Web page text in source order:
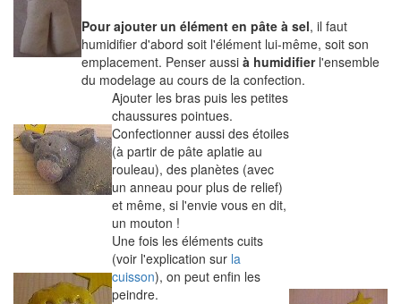
Pour ajouter un élément en pâte à sel, il faut
humidifier d'abord soit l'élément lui-même, soit son
emplacement. Penser aussi à humidifierl'ensemble
du modelage au cours de la confection.
Ajouter les bras puis les petites
chaussures pointues.
Confectionner aussi des étoiles
(à partir de pâte aplatie au
rouleau), des planètes (avec
un anneau pour plus de relief)
et même, si l'envie vous en dit,
un mouton !
Une fois les éléments cuits
(voir l'explication sur la
cuisson), on peut enfin les
peindre.